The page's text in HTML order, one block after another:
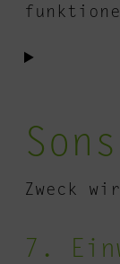
Consent
youtube
Zweck
Consent
7.